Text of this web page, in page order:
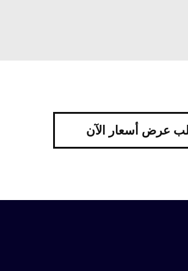
عرض أسعار الآن